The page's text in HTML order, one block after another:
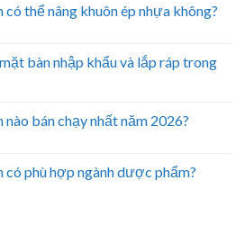
có thể nâng khuôn ép nhựa không?
mặt bàn nhập khẩu và lắp ráp trong
nào bán chạy nhất năm 2026?
có phù hợp ngành dược phẩm?